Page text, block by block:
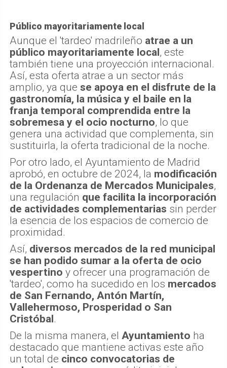
Público mayoritariamente local
Aunque el 'tardeo' madrileño atrae a un
público mayoritariamente local, este
también tiene una proyección internacional.
Así, esta oferta atrae a un sector más
amplio, ya que se apoya en el disfrute de la
gastronomía, la música y el baile en la
franja temporal comprendida entre la
sobremesa y el ocio nocturno, lo que
genera una actividad que complementa, sin
sustituirla, la oferta tradicional de la noche.
Por otro lado, el Ayuntamiento de Madrid
aprobó, en octubre de 2024, la modificación
de la Ordenanza de Mercados Municipales,
una regulación que facilita la incorporación
de actividades complementarias sin perder
la esencia de los espacios de comercio de
proximidad.
Así, diversos mercados de la red municipal
se han podido sumar a la oferta de ocio
vespertino y ofrecer una programación de
'tardeo', como ha sucedido en los mercados
de San Fernando, Antón Martín,
Vallehermoso, Prosperidad o San
Cristóbal.
De la misma manera, el Ayuntamiento ha
destacado que mantiene activas este año
un total de cinco convocatorias de